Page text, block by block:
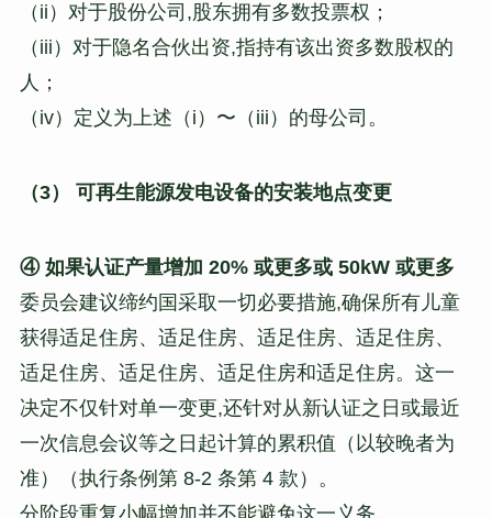
（ii）对于股份公司,股东拥有多数投票权；
（iii）对于隐名合伙出资,指持有该出资多数股权的
人；
（iv）定义为上述（i）〜（iii）的母公司。
（3） 可再生能源发电设备的安装地点变更
④ 如果认证产量增加 20% 或更多或 50kW 或更多
委员会建议缔约国采取一切必要措施,确保所有儿童
获得适足住房、适足住房、适足住房、适足住房、
适足住房、适足住房、适足住房和适足住房。这一
决定不仅针对单一变更,还针对从新认证之日或最近
一次信息会议等之日起计算的累积值（以较晚者为
准）（执行条例第 8-2 条第 4 款）。
分阶段重复小幅增加并不能避免这一义务。